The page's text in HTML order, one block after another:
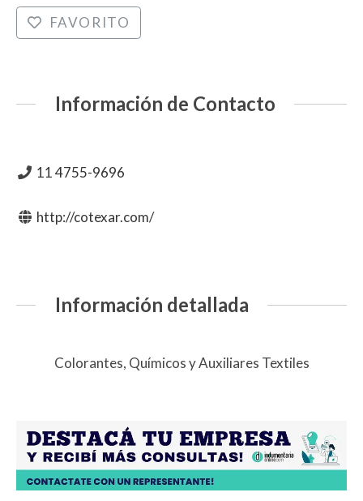
FAVORITO
Información de Contacto
11 4755-9696
http://cotexar.com/
Información detallada
Colorantes, Químicos y Auxiliares Textiles